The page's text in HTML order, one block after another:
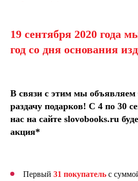
19 сентября 2020 года
год со дня основания
В связи с этим мы объявляем
раздачу подарков! С 4 по 30
нас на сайте slovobooks.ru
акция*
Первый 31 покупатель с